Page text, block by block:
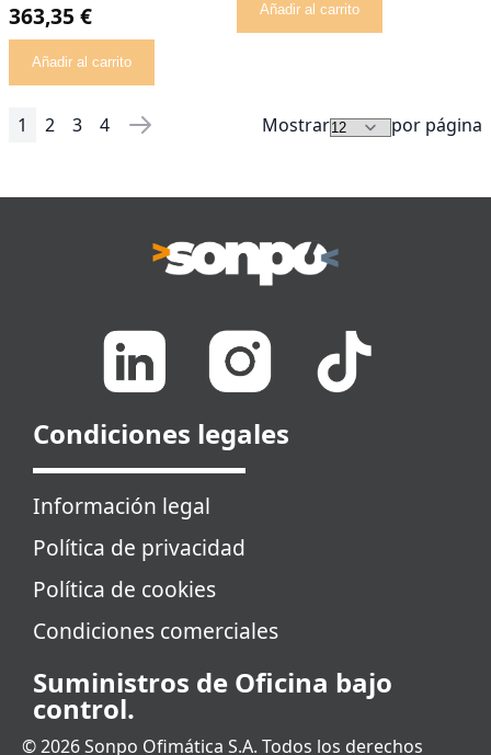
363,35 €
Añadir al carrito
Añadir al carrito
Página
Actualmente estás leyendo página
1 Página
2 Página
3 Página
4 Página
Siguiente Mostrar por página
Condiciones legales
Información legal
Política de privacidad
Política de cookies
Condiciones comerciales
Suministros de Oficina bajo
control.
© 2026 Sonpo Ofimática S.A. Todos los derechos